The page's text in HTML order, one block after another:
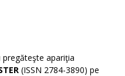
pregăteşte apariţia
(ISSN 2784-3890) pe